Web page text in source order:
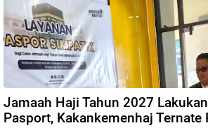
Jamaah Haji Tahun 2027
Pasport, Kakankemenhaj Ternate